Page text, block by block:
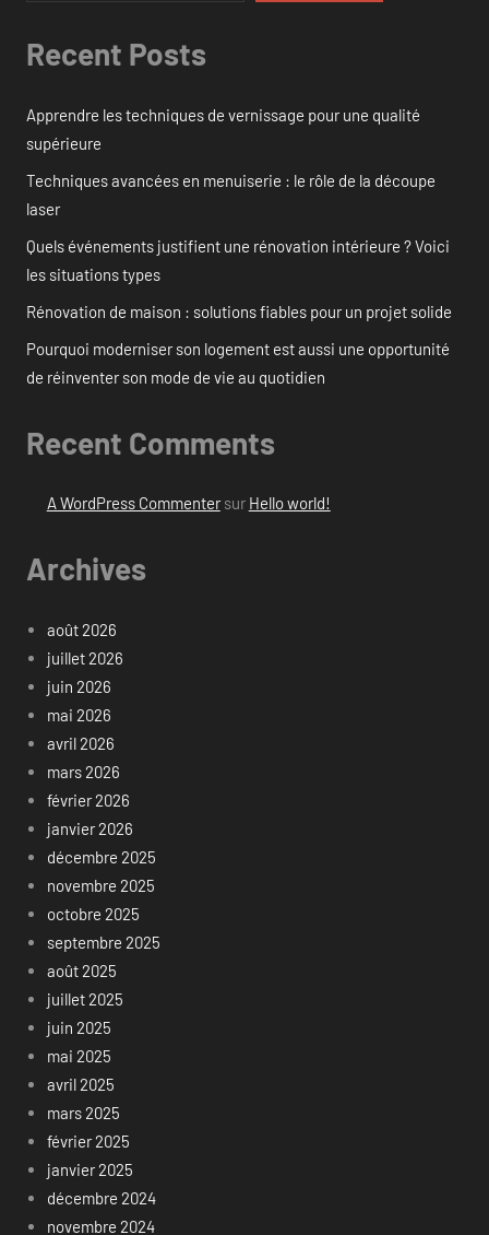
Recent Posts
Apprendre les techniques de vernissage pour une qualité
supérieure
Techniques avancées en menuiserie : le rôle de la découpe
laser
Quels événements justifient une rénovation intérieure ? Voici
les situations types
Rénovation de maison : solutions fiables pour un projet solide
Pourquoi moderniser son logement est aussi une opportunité
de réinventer son mode de vie au quotidien
Recent Comments
A WordPress Commentersur Hello world!
Archives
août 2026
juillet 2026
juin 2026
mai 2026
avril 2026
mars 2026
février 2026
janvier 2026
décembre 2025
novembre 2025
octobre 2025
septembre 2025
août 2025
juillet 2025
juin 2025
mai 2025
avril 2025
mars 2025
février 2025
janvier 2025
décembre 2024
novembre 2024